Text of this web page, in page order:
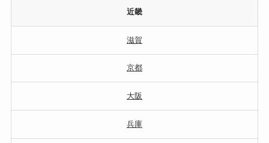
近畿
滋賀
京都
大阪
兵庫